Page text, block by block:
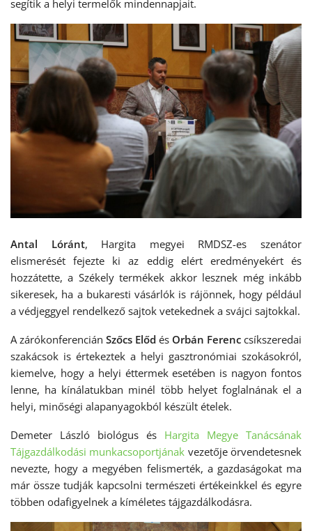
segítik a helyi termelők mindennapjait.
Antal Lóránt, Hargita megyei RMDSZ-es szenátor
elismerését fejezte ki az eddig elért eredményekért és
hozzátette, a Székely termékek akkor lesznek még inkább
sikeresek, ha a bukaresti vásárlók is rájönnek, hogy például
a védjeggyel rendelkező sajtok vetekednek a svájci sajtokkal.
A zárókonferencián Szőcs Előd és Orbán Ferenc csíkszeredai
szakácsok is értekeztek a helyi gasztronómiai szokásokról,
kiemelve, hogy a helyi éttermek esetében is nagyon fontos
lenne, ha kínálatukban minél több helyet foglalnának el a
helyi, minőségi alapanyagokból készült ételek.
Demeter László biológus és Hargita Megye Tanácsának
Tájgazdálkodási munkacsoportjának vezetője örvendetesnek
nevezte, hogy a megyében felismerték, a gazdaságokat ma
már össze tudják kapcsolni természeti értékeinkkel és egyre
többen odafigyelnek a kíméletes tájgazdálkodásra.